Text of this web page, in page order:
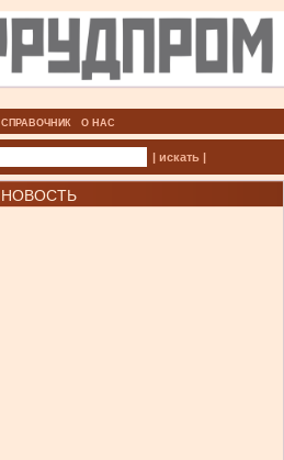
СПРАВОЧНИК О НАС
| искать |
НОВОСТЬ